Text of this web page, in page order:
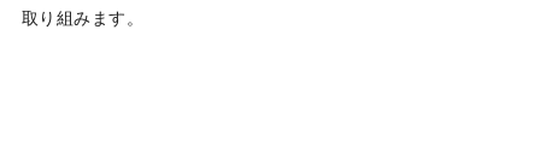
取り組みます。